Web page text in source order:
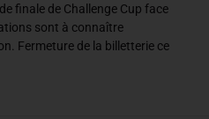
finale de Challenge Cup face
sont à connaître
Fermeture de la billetterie ce